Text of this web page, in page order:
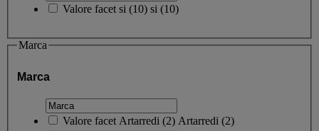
Valore facet si (10) si (10)
Marca
Marca
Valore facet Artarredi (2) Artarredi (2)